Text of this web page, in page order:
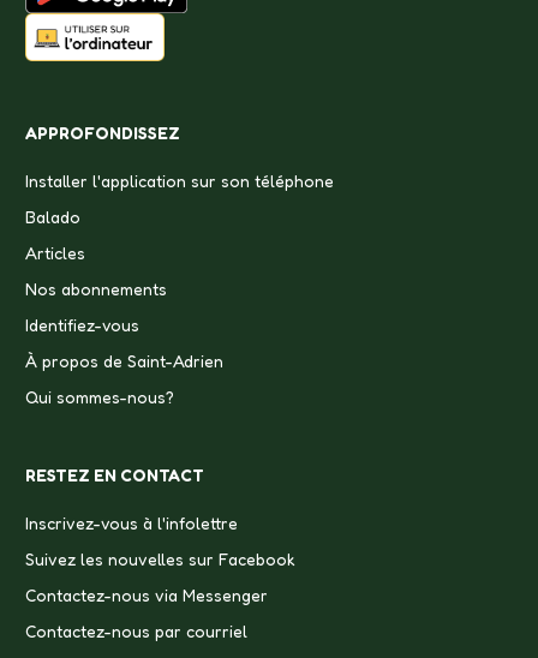
APPROFONDISSEZ
Installer l'application sur son téléphone
Balado
Articles
Nos abonnements
Identifiez-vous
À propos de Saint-Adrien
Qui sommes-nous?
RESTEZ EN CONTACT
Inscrivez-vous à l'infolettre
Suivez les nouvelles sur Facebook
Contactez-nous via Messenger
Contactez-nous par courriel